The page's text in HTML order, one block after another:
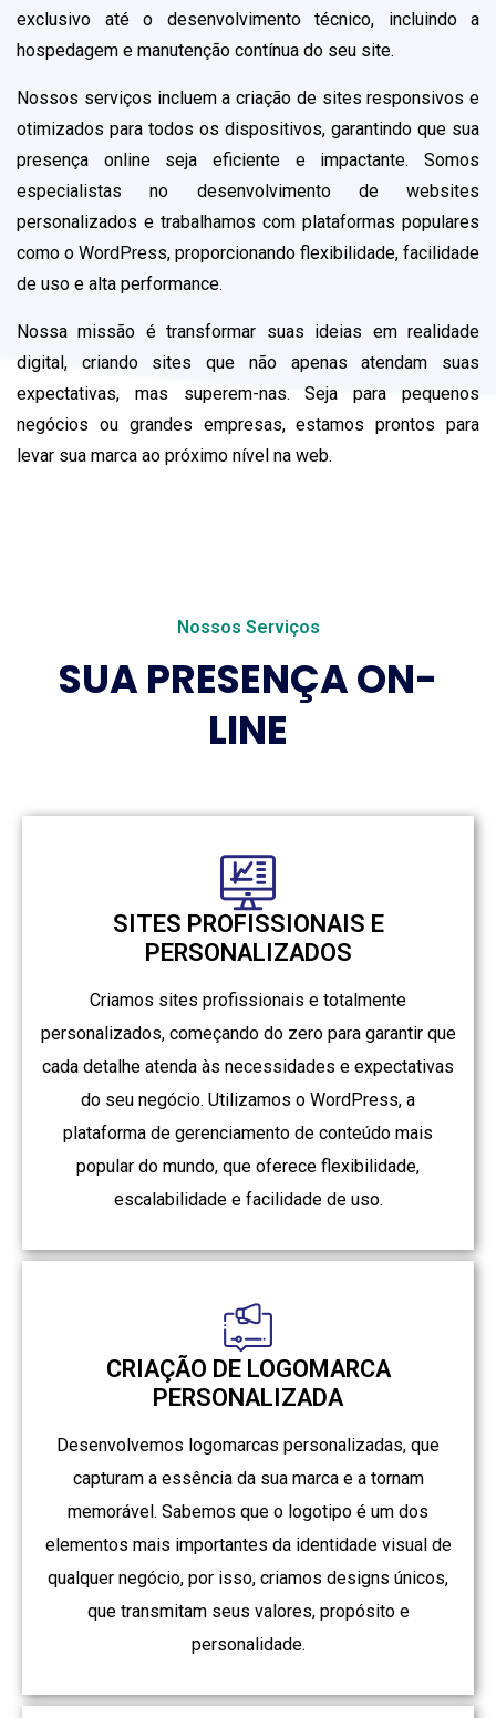
exclusivo até o desenvolvimento técnico, incluindo a
hospedagem e manutenção contínua do seu site.
Nossos serviços incluem a criação de sites responsivos e
otimizados para todos os dispositivos, garantindo que sua
presença online seja eficiente e impactante. Somos
especialistas no desenvolvimento de websites
personalizados e trabalhamos com plataformas populares
como o WordPress, proporcionando flexibilidade, facilidade
de uso e alta performance.
Nossa missão é transformar suas ideias em realidade
digital, criando sites que não apenas atendam suas
expectativas, mas superem-nas. Seja para pequenos
negócios ou grandes empresas, estamos prontos para
levar sua marca ao próximo nível na web.
Nossos Serviços
SUA PRESENÇA ON-
LINE
SITES PROFISSIONAIS E
PERSONALIZADOS
Criamos sites profissionais e totalmente
personalizados, começando do zero para garantir que
cada detalhe atenda às necessidades e expectativas
do seu negócio. Utilizamos o WordPress, a
plataforma de gerenciamento de conteúdo mais
popular do mundo, que oferece flexibilidade,
escalabilidade e facilidade de uso.
CRIAÇÃO DE LOGOMARCA
PERSONALIZADA
Desenvolvemos logomarcas personalizadas, que
capturam a essência da sua marca e a tornam
memorável. Sabemos que o logotipo é um dos
elementos mais importantes da identidade visual de
qualquer negócio, por isso, criamos designs únicos,
que transmitam seus valores, propósito e
personalidade.